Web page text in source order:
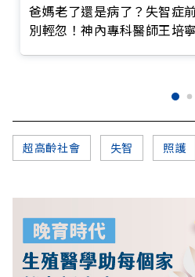
爸媽老了還是病了？失智症
別輕忽！神內專科醫師王培
超高齡社會 失智 照護